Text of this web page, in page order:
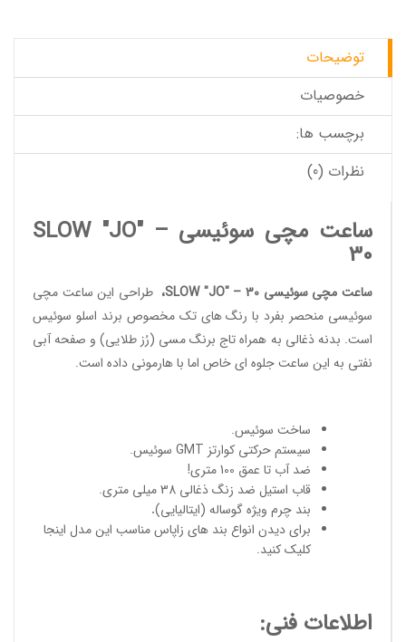
توضیحات
خصوصیات
برچسب ها:
نظرات (0)
ساعت مچی سوئیسی SLOW "JO" –
30
ساعت مچی سوئیسی SLOW "JO" – 30 ،طراحی این ساعت مچی
سوئیسی منحصر بفرد با رنگ های تک مخصوص برند اسلو سوئیس
است. بدنه ذغالی به همراه تاج برنگ مسی (رُز طلایی) و صفحه آبی
نفتی به این ساعت جلوه ای خاص اما با هارمونی داده است.
ساخت سوئیس.
سیستم حرکتی کوارتز GMT سوئیس.
ضد آب تا عمق 100 متری!
قاب استیل ضد زنگ ذغالی 38 میلی متری.
بند چرم ویژه گوساله (ایتالیایی).
برای دیدن انواع بند های زاپاس مناسب این مدل اینجا
کلیک کنید.
اطلاعات فنی: